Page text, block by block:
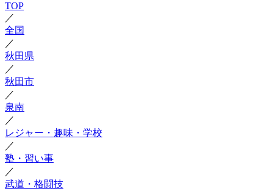
TOP
／
全国
／
秋田県
／
秋田市
／
泉南
／
レジャー・趣味・学校
／
塾・習い事
／
武道・格闘技